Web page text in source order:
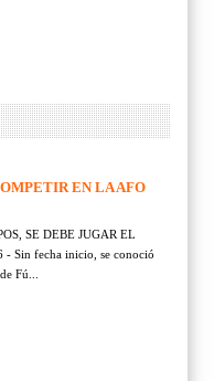
EN LA AFO
SE DEBE JUGAR EL
- Sin fecha inicio, se conoció
Fú...